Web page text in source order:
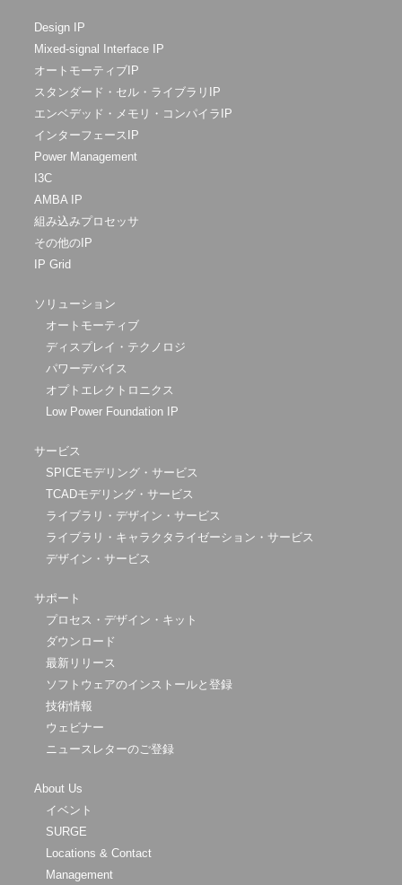
Design IP
Mixed-signal Interface IP
オートモーティブIP
スタンダード・セル・ライブラリIP
エンベデッド・メモリ・コンパイラIP
インターフェースIP
Power Management
I3C
AMBA IP
組み込みプロセッサ
その他のIP
IP Grid
ソリューション
オートモーティブ
ディスプレイ・テクノロジ
パワーデバイス
オプトエレクトロニクス
Low Power Foundation IP
サービス
SPICEモデリング・サービス
TCADモデリング・サービス
ライブラリ・デザイン・サービス
ライブラリ・キャラクタライゼーション・サービス
デザイン・サービス
サポート
プロセス・デザイン・キット
ダウンロード
最新リリース
ソフトウェアのインストールと登録
技術情報
ウェビナー
ニュースレターのご登録
About Us
イベント
SURGE
Locations & Contact
Management